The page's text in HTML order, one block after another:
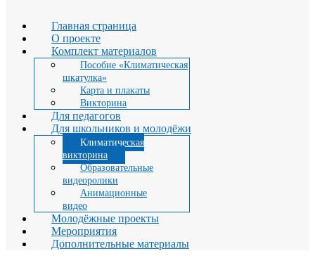
Главная страница
О проекте
Комплект материалов
Пособие «Климатическая
шкатулка»
Карта и плакаты
Викторина
Для педагогов
Для школьников и молодёжи
Климатическая
викторина
Образовательные
видеоролики
Анимационные
видео
Молодёжные проекты
Мероприятия
Дополнительные материалы